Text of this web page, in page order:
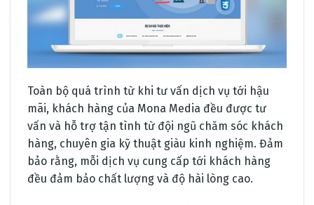
Toàn bộ quá trình từ khi tư vấn dịch vụ tới hậu
mãi, khách hàng của Mona Media đều được tư
vấn và hỗ trợ tận tình từ đội ngũ chăm sóc khách
hàng, chuyên gia kỹ thuật giàu kinh nghiệm. Đảm
bảo rằng, mỗi dịch vụ cung cấp tới khách hàng
đều đảm bảo chất lượng và độ hài lòng cao.